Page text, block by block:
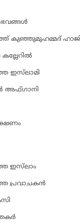
കുഞ്ഞുമുഹമ്മദ്
ഇസ്‌ലാമി
അഫ്ഗാനി
ഇസ്‌ലാം
പ്രവാചകന്‍